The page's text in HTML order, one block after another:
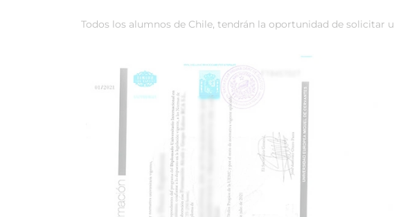
Todos los alumnos de Chile, tendrán la oportunidad de solicitar